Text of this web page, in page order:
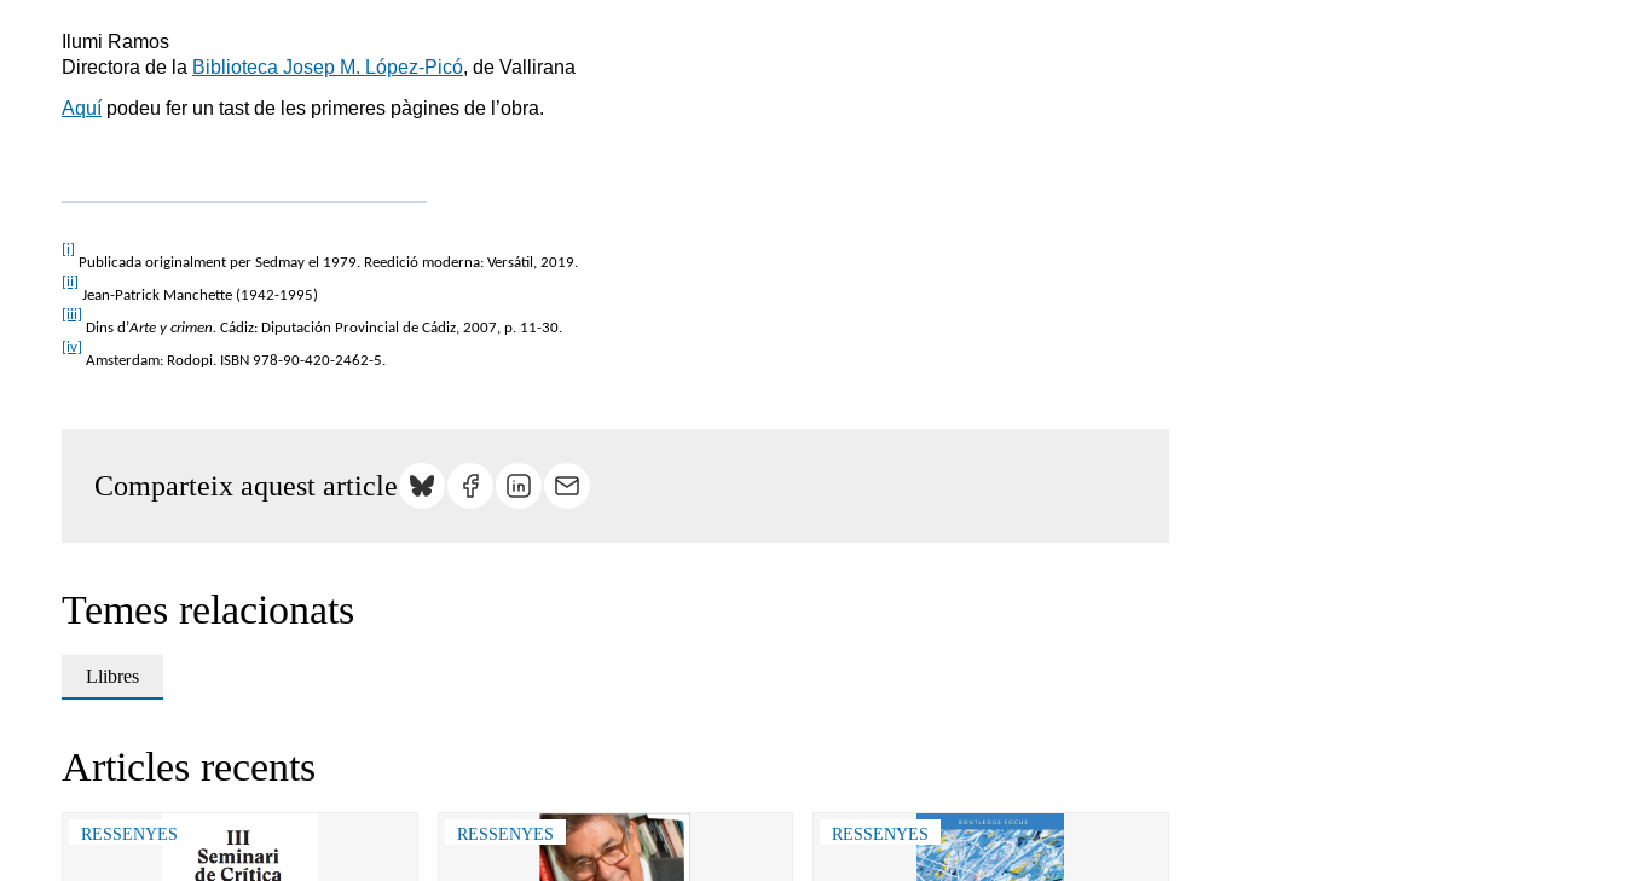
Ilumi Ramos
Directora de la Biblioteca Josep M. López-Picó, de Vallirana
Aquí podeu fer un tast de les primeres pàgines de l’obra.
[i]
Publicada originalment per Sedmay el 1979. Reedició moderna: Versátil, 2019.
[ii]
Jean-Patrick Manchette (1942-1995)
[iii]
Dins d’Arte y crimen. Cádiz: Diputación Provincial de Cádiz, 2007, p. 11-30.
[iv]
Amsterdam: Rodopi. ISBN 978-90-420-2462-5.
Comparteix aquest article
Temes relacionats
Llibres
Articles recents
RESSENYES RESSENYES RESSENYES